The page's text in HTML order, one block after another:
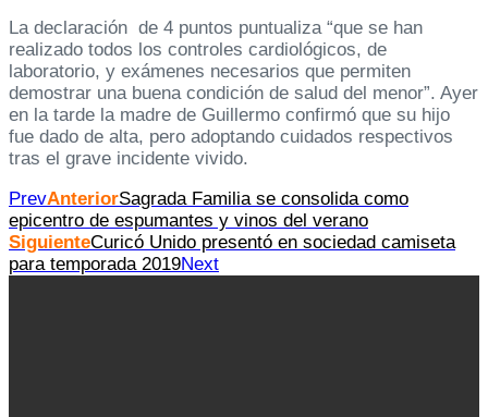
La declaración de 4 puntos puntualiza “que se han
realizado todos los controles cardiológicos, de
laboratorio, y exámenes necesarios que permiten
demostrar una buena condición de salud del menor”. Ayer
en la tarde la madre de Guillermo confirmó que su hijo
fue dado de alta, pero adoptando cuidados respectivos
tras el grave incidente vivido.
PrevAnteriorSagrada Familia se consolida como
epicentro de espumantes y vinos del verano
SiguienteCuricó Unido presentó en sociedad camiseta
para temporada 2019Next